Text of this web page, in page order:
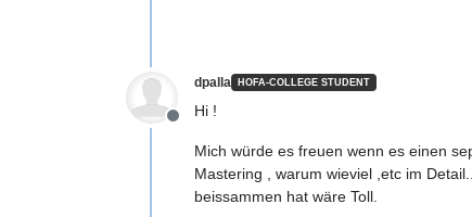
Offline
dpalla HOFA-COLLEGE STUDENT
Hi !
Mich würde es freuen wenn es einen
Mastering , warum wieviel ,etc im
beissammen hat wäre Toll.